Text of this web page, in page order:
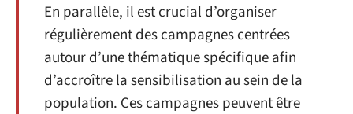
En parallèle, il est crucial d’organiser
régulièrement des campagnes centrées
autour d’une thématique spécifique afin
d’accroître la sensibilisation au sein de la
population. Ces campagnes peuvent être